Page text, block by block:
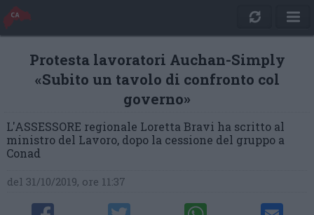
Protesta lavoratori Auchan-Simply
«Subito un tavolo di confronto col
governo»
L'ASSESSORE regionale Loretta Bravi ha scritto al
ministro del Lavoro, dopo la cessione del gruppo a
Conad
del 31/10/2019, ore 11:37